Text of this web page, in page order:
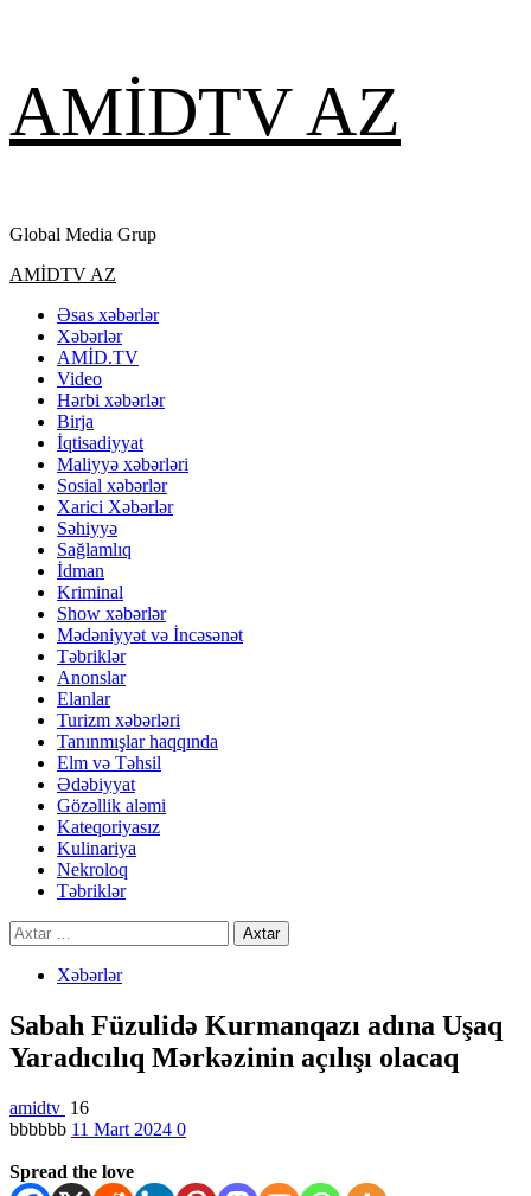
content
AMİDTV AZ
Global Media Grup
Primary
AMİDTV AZ
Əsas xəbərlər
Xəbərlər
AMİD.TV
Video
Hərbi xəbərlər
Birja
İqtisadiyyat
Maliyyə xəbərləri
Sosial xəbərlər
Xarici Xəbərlər
Səhiyyə
Sağlamlıq
İdman
Kriminal
Show xəbərlər
Mədəniyyət və İncəsənət
Təbriklər
Anonslar
Elanlar
Turizm xəbərləri
Tanınmışlar haqqında
Elm və Təhsil
Ədəbiyyat
Gözəllik aləmi
Kateqoriyasız
Kulinariya
Nekroloq
Təbriklər
Axtarış:
Xəbərlər
Sabah Füzulidə Kurmanqazı adına Uşaq
Yaradıcılıq Mərkəzinin açılışı olacaq
amidtv 16
bbbbbb 11 Mart 2024 0
Spread the love